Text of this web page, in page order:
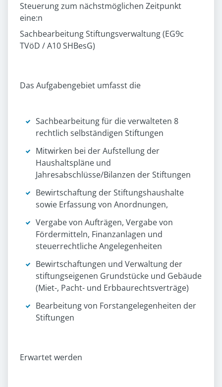
Steuerung zum nächstmöglichen Zeitpunkt
eine:n
Sachbearbeitung Stiftungsverwaltung (EG9c
TVöD / A10 SHBesG)
Das Aufgabengebiet umfasst die
Sachbearbeitung für die verwalteten 8
rechtlich selbständigen Stiftungen
Mitwirken bei der Aufstellung der
Haushaltspläne und
Jahresabschlüsse/Bilanzen der Stiftungen
Bewirtschaftung der Stiftungshaushalte
sowie Erfassung von Anordnungen,
Vergabe von Aufträgen, Vergabe von
Fördermitteln, Finanzanlagen und
steuerrechtliche Angelegenheiten
Bewirtschaftungen und Verwaltung der
stiftungseigenen Grundstücke und Gebäude
(Miet-, Pacht- und Erbbaurechtsverträge)
Bearbeitung von Forstangelegenheiten der
Stiftungen
Erwartet werden